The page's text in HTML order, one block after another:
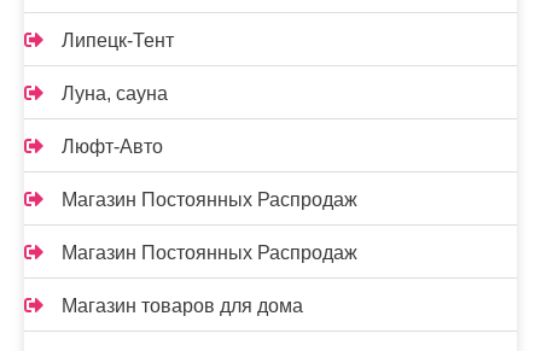
Липецк-Тент
Луна, сауна
Люфт-Авто
Магазин Постоянных Распродаж
Магазин Постоянных Распродаж
Магазин товаров для дома